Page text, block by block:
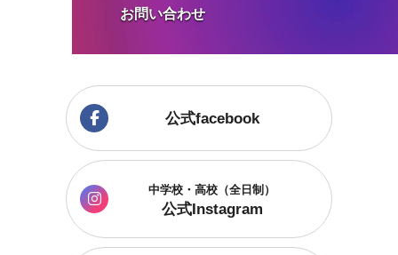
お問い合わせ
公式facebook
中学校・高校（全日制）
公式Instagram